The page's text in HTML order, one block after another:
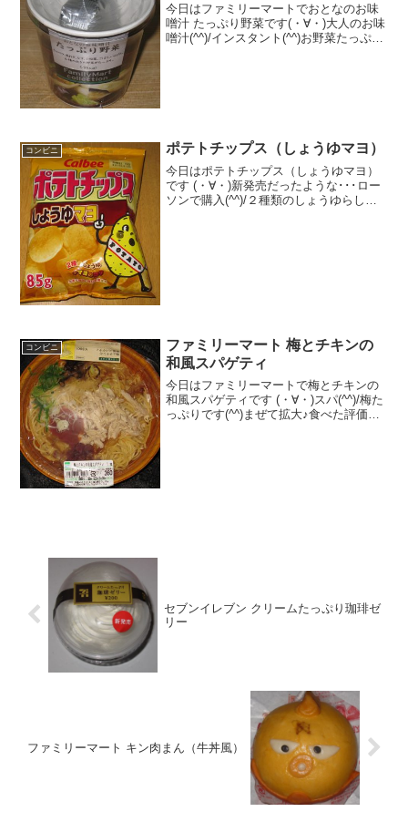
今日はファミリーマートでおとなのお味
噌汁 たっぷり野菜です(・∀・)大人のお味
噌汁(^^)/インスタント(^^)お野菜たっぷり
コンビニ ポテトチップス（しょうゆマヨ）
今日はポテトチップス（しょうゆマヨ）
です (・∀・)新発売だったような･･･ロー
ソンで購入(^^)/２種類のしょうゆらしい
コンビニ
ファミリーマート 梅とチキンの
和風スパゲティ
今日はファミリーマートで梅とチキンの
和風スパゲティです (・∀・)スパ(^^)/梅た
っぷりです(^^)まぜて拡大♪食べた評価値
セブンイレブン クリームたっぷり珈琲ゼ
リー
ファミリーマート キン肉まん（牛丼風）